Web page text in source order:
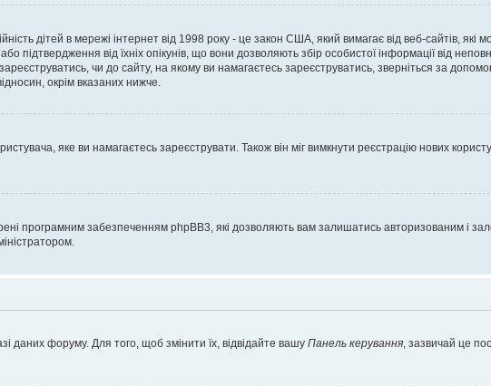
дітей в мережі інтернет від 1998 року - це закон США, який вимагає від веб-сайтів, які
підтвердження від їхніх опікунів, що вони дозволяють збір особистої інформації від
чи до сайту, на якому ви намагаєтесь зареєструватись, зверніться за
окрім вказаних нижче.
яке ви намагаєтесь зареєструвати. Також він міг вимкнути реєстрацію нових
програмним забезпеченням phpBB3, які дозволяють вам залишатись авторизованим і
даних форуму. Для того, щоб змінити їх, відвідайте вашу Панель керування, зазвичай це